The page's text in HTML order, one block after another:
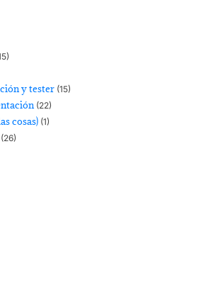
y tester (15)
(22)
cosas) (1)
(26)